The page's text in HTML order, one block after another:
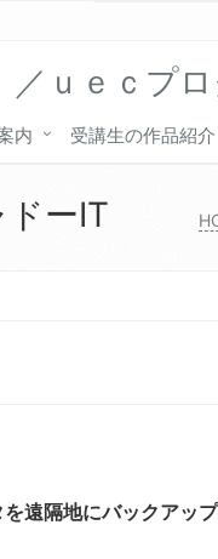
ｕｅｃプ
内 受講生の作品紹介
ーIT
遠隔地にバックアップ